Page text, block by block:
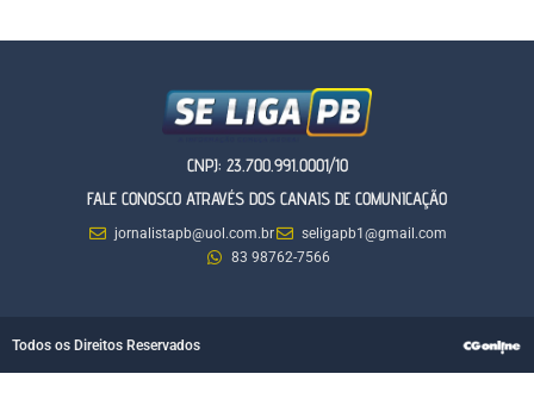
CNPJ: 23.700.991.0001/10
FALE CONOSCO ATRAVÉS DOS CANAIS DE COMUNICAÇÃO
jornalistapb@uol.com.br
seligapb1@gmail.com
83 98762-7566
Todos os Direitos Reservados